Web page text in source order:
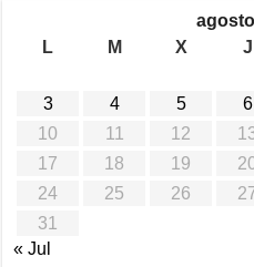
L
M X J
3
4 5 6
10
11 12
17
18 19
24
25 26
31
« Jul